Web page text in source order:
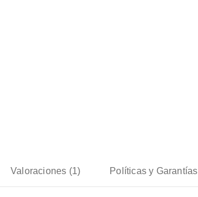
Valoraciones (1) Políticas y Garantías